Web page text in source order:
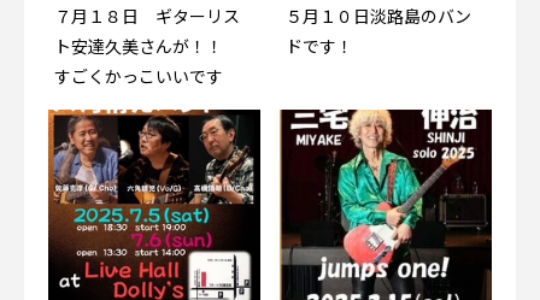
７月１８日 ギターリス
ト安達久美さんが！！
すごくかっこいいです
５月１０日淡路島のバン
ドです！
７月１８日 ギターリス
ト安達久美さんが！！
すごくかっこいいです
５月１０日淡路島のバン
ドです！